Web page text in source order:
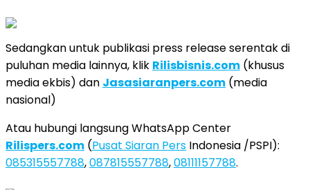
Sedangkan untuk publikasi press release serentak di
puluhan media lainnya, klik Rilisbisnis.com (khusus
media ekbis) dan Jasasiaranpers.com (media
nasional)
Atau hubungi langsung WhatsApp Center
Rilispers.com (Pusat Siaran Pers Indonesia /PSPI):
085315557788,087815557788,08111157788.